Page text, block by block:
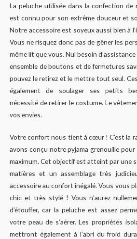
La peluche utilisée dans la confection de
est connu pour son extrême douceur et
Notre accessoire est soyeux aussi bien à
Vous ne risquez donc pas de gêner les
même lit que vous. Nul besoin d’assistance
ensemble de boutons et de fermetures
pouvez le retirez et le mettre tout seul.
également de soulager ses petits
nécessité de retirer le costume. Le
vos envies.
Votre confort nous tient à cœur ! C’est la
avons conçu notre pyjama grenouille pour
maximum. Cet objectif est atteint par une
matières et un assemblage très
accessoire au confort inégalé. Vous vous
chic et très stylé ! Vous n’aurez
d’étouffer, car la peluche est assez
votre peau de s’aérer. Les propriétés
mettront également à l’abri du froid